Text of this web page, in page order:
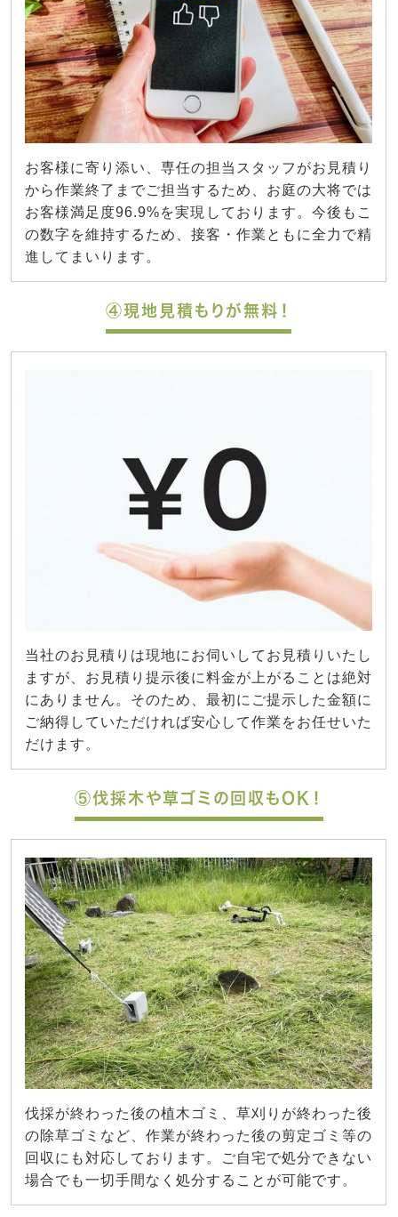
お客様に寄り添い、専任の担当スタッフがお見積り
から作業終了までご担当するため、お庭の大将では
お客様満足度96.9%を実現しております。今後もこ
の数字を維持するため、接客・作業ともに全力で精
進してまいります。
④現地見積もりが無料！
当社のお見積りは現地にお伺いしてお見積りいたし
ますが、お見積り提示後に料金が上がることは絶対
にありません。そのため、最初にご提示した金額に
ご納得していただければ安心して作業をお任せいた
だけます。
⑤伐採木や草ゴミの回収もOK！
伐採が終わった後の植木ゴミ、草刈りが終わった後
の除草ゴミなど、作業が終わった後の剪定ゴミ等の
回収にも対応しております。ご自宅で処分できない
場合でも一切手間なく処分することが可能です。